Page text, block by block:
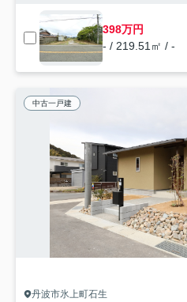
398万円
- / 219.51㎡ / -
中古一戸建
丹波市氷上町石生